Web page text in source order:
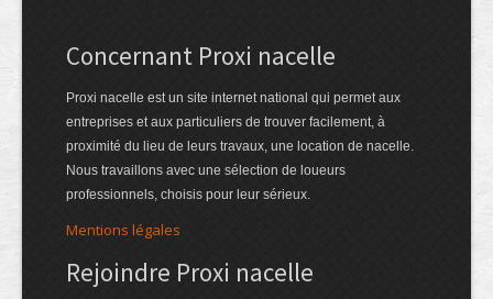
Concernant Proxi nacelle
Proxi nacelle est un site internet national qui permet aux
entreprises et aux particuliers de trouver facilement, à
proximité du lieu de leurs travaux, une location de nacelle.
Nous travaillons avec une sélection de loueurs
professionnels, choisis pour leur sérieux.
Mentions légales
Rejoindre Proxi nacelle